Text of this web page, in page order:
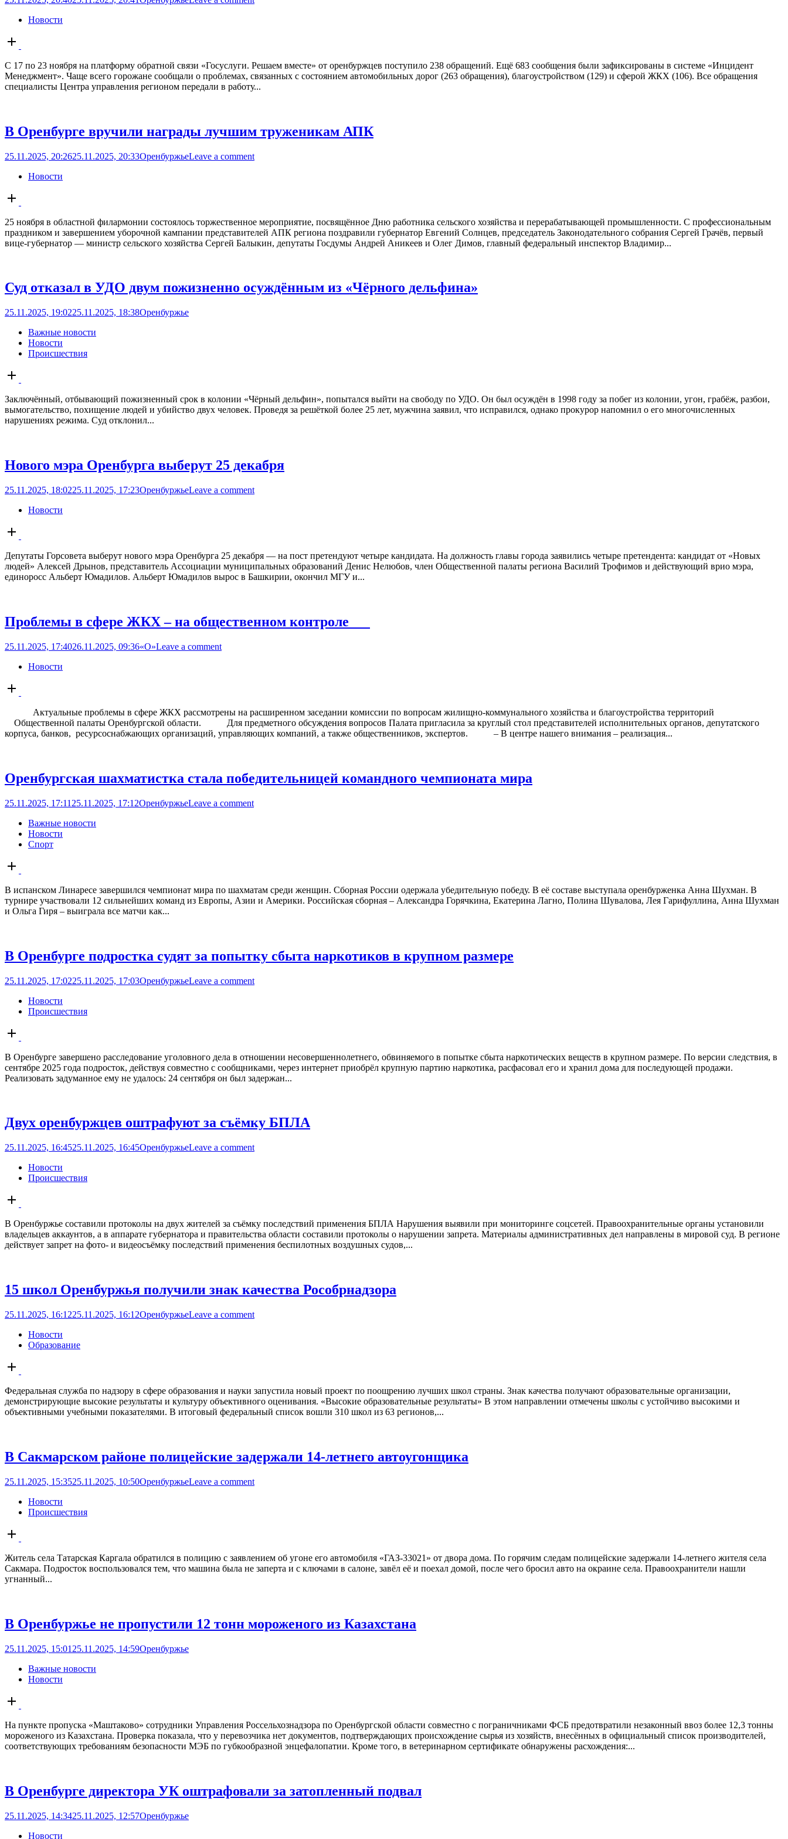
Новости
Open
post
С 17 по 23 ноября на платформу обратной связи «Госуслуги. Решаем вместе» от оренбуржцев поступило 238 обращений. Ещё 683 сообщения были зафиксированы в системе «Инцидент
Менеджмент». Чаще всего горожане сообщали о проблемах, связанных с состоянием автомобильных дорог (263 обращения), благоустройством (129) и сферой ЖКХ (106). Все обращения
специалисты Центра управления регионом передали в работу...
В Оренбурге вручили награды лучшим труженикам АПК
25.11.2025, 20:2625.11.2025, 20:33ОренбуржьеLeave a comment
Новости
Open
post
25 ноября в областной филармонии состоялось торжественное мероприятие, посвящённое Дню работника сельского хозяйства и перерабатывающей промышленности. С профессиональным
праздником и завершением уборочной кампании представителей АПК региона поздравили губернатор Евгений Солнцев, председатель Законодательного собрания Сергей Грачёв, первый
вице-губернатор — министр сельского хозяйства Сергей Балыкин, депутаты Госдумы Андрей Аникеев и Олег Димов, главный федеральный инспектор Владимир...
Суд отказал в УДО двум пожизненно осуждённым из «Чёрного дельфина»
25.11.2025, 19:0225.11.2025, 18:38Оренбуржье
Важные новости
Новости
Происшествия
Open
post
Заключённый, отбывающий пожизненный срок в колонии «Чёрный дельфин», попытался выйти на свободу по УДО. Он был осуждён в 1998 году за побег из колонии, угон, грабёж, разбои,
вымогательство, похищение людей и убийство двух человек. Проведя за решёткой более 25 лет, мужчина заявил, что исправился, однако прокурор напомнил о его многочисленных
нарушениях режима. Суд отклонил...
Нового мэра Оренбурга выберут 25 декабря
25.11.2025, 18:0225.11.2025, 17:23ОренбуржьеLeave a comment
Новости
Open
post
Депутаты Горсовета выберут нового мэра Оренбурга 25 декабря — на пост претендуют четыре кандидата. На должность главы города заявились четыре претендента: кандидат от «Новых
людей» Алексей Дрынов, представитель Ассоциации муниципальных образований Денис Нелюбов, член Общественной палаты региона Василий Трофимов и действующий врио мэра,
единоросс Альберт Юмадилов. Альберт Юмадилов вырос в Башкирии, окончил МГУ и...
Проблемы в сфере ЖКХ – на общественном контроле
25.11.2025, 17:4026.11.2025, 09:36«О»Leave a comment
Новости
Open
post
Актуальные проблемы в сфере ЖКХ рассмотрены на расширенном заседании комиссии по вопросам жилищно-коммунального хозяйства и благоустройства территорий
Общественной палаты Оренбургской области. Для предметного обсуждения вопросов Палата пригласила за круглый стол представителей исполнительных органов, депутатского
корпуса, банков, ресурсоснабжающих организаций, управляющих компаний, а также общественников, экспертов. – В центре нашего внимания – реализация...
Оренбургская шахматистка стала победительницей командного чемпионата мира
25.11.2025, 17:11 25.11.2025, 17:12ОренбуржьеLeave a comment
Важные новости
Новости
Спорт
Open
post
В испанском Линаресе завершился чемпионат мира по шахматам среди женщин. Сборная России одержала убедительную победу. В её составе выступала оренбурженка Анна Шухман. В
турнире участвовали 12 сильнейших команд из Европы, Азии и Америки. Российская сборная – Александра Горячкина, Екатерина Лагно, Полина Шувалова, Лея Гарифуллина, Анна Шухман
и Ольга Гиря – выиграла все матчи как...
В Оренбурге подростка судят за попытку сбыта наркотиков в крупном размере
25.11.2025, 17:0225.11.2025, 17:03ОренбуржьеLeave a comment
Новости
Происшествия
Open
post
В Оренбурге завершено расследование уголовного дела в отношении несовершеннолетнего, обвиняемого в попытке сбыта наркотических веществ в крупном размере. По версии следствия, в
сентябре 2025 года подросток, действуя совместно с сообщниками, через интернет приобрёл крупную партию наркотика, расфасовал его и хранил дома для последующей продажи.
Реализовать задуманное ему не удалось: 24 сентября он был задержан...
Двух оренбуржцев оштрафуют за съёмку БПЛА
25.11.2025, 16:4525.11.2025, 16:45ОренбуржьеLeave a comment
Новости
Происшествия
Open
post
В Оренбуржье составили протоколы на двух жителей за съёмку последствий применения БПЛА Нарушения выявили при мониторинге соцсетей. Правоохранительные органы установили
владельцев аккаунтов, а в аппарате губернатора и правительства области составили протоколы о нарушении запрета. Материалы административных дел направлены в мировой суд. В регионе
действует запрет на фото- и видеосъёмку последствий применения беспилотных воздушных судов,...
15 школ Оренбуржья получили знак качества Рособрнадзора
25.11.2025, 16:1225.11.2025, 16:12ОренбуржьеLeave a comment
Новости
Образование
Open
post
Федеральная служба по надзору в сфере образования и науки запустила новый проект по поощрению лучших школ страны. Знак качества получают образовательные организации,
демонстрирующие высокие результаты и культуру объективного оценивания. «Высокие образовательные результаты» В этом направлении отмечены школы с устойчиво высокими и
объективными учебными показателями. В итоговый федеральный список вошли 310 школ из 63 регионов,...
В Сакмарском районе полицейские задержали 14-летнего автоугонщика
25.11.2025, 15:3525.11.2025, 10:50ОренбуржьеLeave a comment
Новости
Происшествия
Open
post
Житель села Татарская Каргала обратился в полицию с заявлением об угоне его автомобиля «ГАЗ-33021» от двора дома. По горячим следам полицейские задержали 14-летнего жителя села
Сакмара. Подросток воспользовался тем, что машина была не заперта и с ключами в салоне, завёл её и поехал домой, после чего бросил авто на окраине села. Правоохранители нашли
угнанный...
В Оренбуржье не пропустили 12 тонн мороженого из Казахстана
25.11.2025, 15:01 25.11.2025, 14:59Оренбуржье
Важные новости
Новости
Open
post
На пункте пропуска «Маштаково» сотрудники Управления Россельхознадзора по Оренбургской области совместно с пограничниками ФСБ предотвратили незаконный ввоз более 12,3 тонны
мороженого из Казахстана. Проверка показала, что у перевозчика нет документов, подтверждающих происхождение сырья из хозяйств, внесённых в официальный список производителей,
соответствующих требованиям безопасности МЭБ по губкообразной энцефалопатии. Кроме того, в ветеринарном сертификате обнаружены расхождения:...
В Оренбурге директора УК оштрафовали за затопленный подвал
25.11.2025, 14:3425.11.2025, 12:57Оренбуржье
Новости